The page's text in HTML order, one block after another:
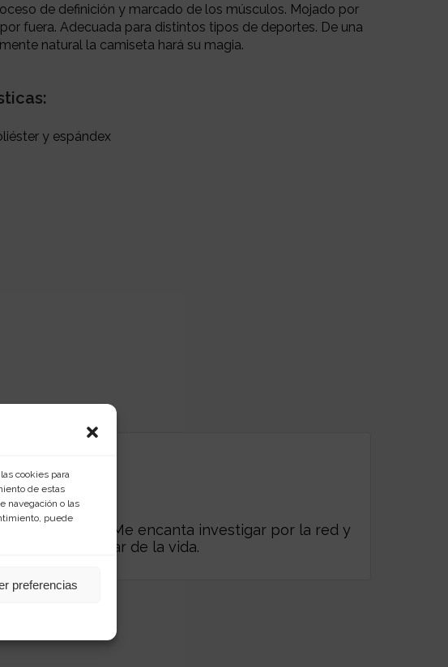
cookies para
de estas
navegación o las
puede
preferencias
de definición y marcado de los músculos. Mojado por
fuera. Adecuada para distintos tipos de deportes. De una
natural la camiseta hará su magia.
y espándex
singulares. Me encanta investigar por la red y
el mar y disfrutar de la vida.